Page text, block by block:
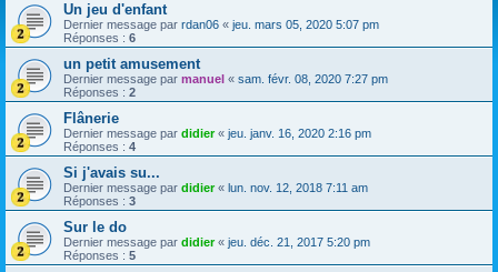
Un jeu d'enfant
Dernier message par rdan06 « jeu. mars 05, 2020 5:07 pm
Réponses : 6
un petit amusement
Dernier message par manuel « sam. févr. 08, 2020 7:27 pm
Réponses : 2
Flânerie
Dernier message par didier« jeu. janv. 16, 2020 2:16 pm
Réponses : 4
Si j'avais su...
Dernier message par didier« lun. nov. 12, 2018 7:11 am
Réponses : 3
Sur le do
Dernier message par didier« jeu. déc. 21, 2017 5:20 pm
Réponses : 5